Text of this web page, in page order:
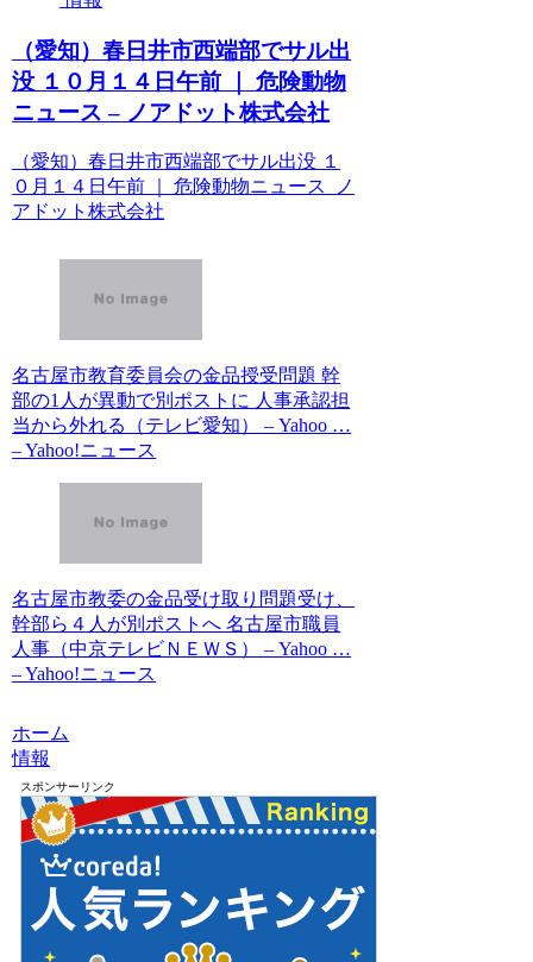
（愛知）春日井市西端部でサル出
没 １０月１４日午前 ｜ 危険動物
ニュース – ノアドット株式会社
（愛知）春日井市西端部でサル出没 １
０月１４日午前 ｜ 危険動物ニュース ノ
アドット株式会社
名古屋市教育委員会の金品授受問題 幹
部の1人が異動で別ポストに 人事承認担
当から外れる（テレビ愛知） – Yahoo …
– Yahoo!ニュース
名古屋市教委の金品受け取り問題受け、
幹部ら４人が別ポストへ 名古屋市職員
人事（中京テレビＮＥＷＳ） – Yahoo …
– Yahoo!ニュース
ホーム
情報
スポンサーリンク